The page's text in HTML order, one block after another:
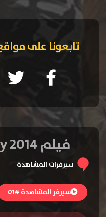
تابعونا على
فيلم Holiday 2014 مترجم
سيرفرات المشاهدة
سيرفر المشاهدة #01